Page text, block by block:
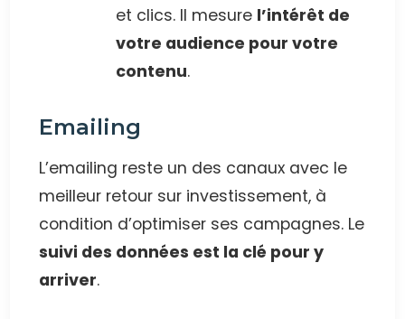
et clics. Il mesure l’intérêt de
votre audience pour votre
contenu.
Emailing
L’emailing reste un des canaux avec le
meilleur retour sur investissement, à
condition d’optimiser ses campagnes. Le
suivi des données est la clé pour y
arriver.